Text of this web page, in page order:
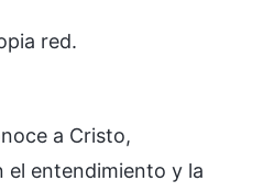
red.
a Cristo,
el entendimiento y la